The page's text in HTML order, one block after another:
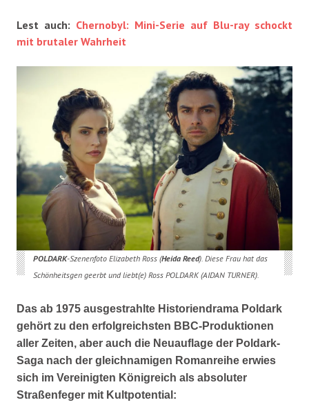
Lest auch: Chernobyl: Mini-Serie auf Blu-ray schockt
mit brutaler Wahrheit
POLDARK-Szenenfoto Elizabeth Ross (Heida Reed). Diese Frau hat das
Schönheitsgen geerbt und liebt(e) Ross POLDARK (AIDAN TURNER).
Das ab 1975 ausgestrahlte Historiendrama Poldark
gehört zu den erfolgreichsten BBC-Produktionen
aller Zeiten, aber auch die Neuauflage der Poldark-
Saga nach der gleichnamigen Romanreihe erwies
sich im Vereinigten Königreich als absoluter
Straßenfeger mit Kultpotential: